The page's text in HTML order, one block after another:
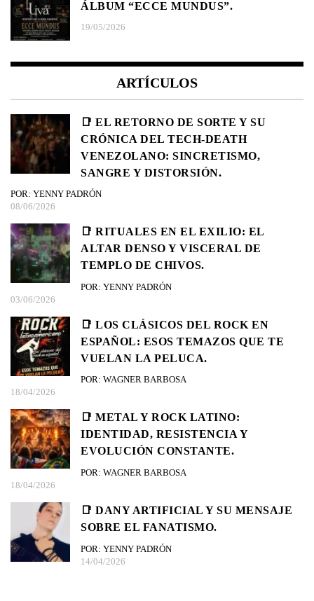
ÁLBUM “ECCE MUNDUS”.
19/05/2026
ARTÍCULOS
📑 EL RETORNO DE SORTE Y SU
CRÓNICA DEL TECH-DEATH
VENEZOLANO: SINCRETISMO,
SANGRE Y DISTORSIÓN.
POR: YENNY PADRÓN
08/06/2026
📑 RITUALES EN EL EXILIO: EL
ALTAR DENSO Y VISCERAL DE
TEMPLO DE CHIVOS.
POR: YENNY PADRÓN
03/06/2026
📑 LOS CLÁSICOS DEL ROCK EN
ESPAÑOL: ESOS TEMAZOS QUE TE
VUELAN LA PELUCA.
POR: WAGNER BARBOSA
18/04/2026
📑 METAL Y ROCK LATINO:
IDENTIDAD, RESISTENCIA Y
EVOLUCIÓN CONSTANTE.
POR: WAGNER BARBOSA
18/04/2026
📑 DANY ARTIFICIAL Y SU MENSAJE
SOBRE EL FANATISMO.
POR: YENNY PADRÓN
14/04/2026